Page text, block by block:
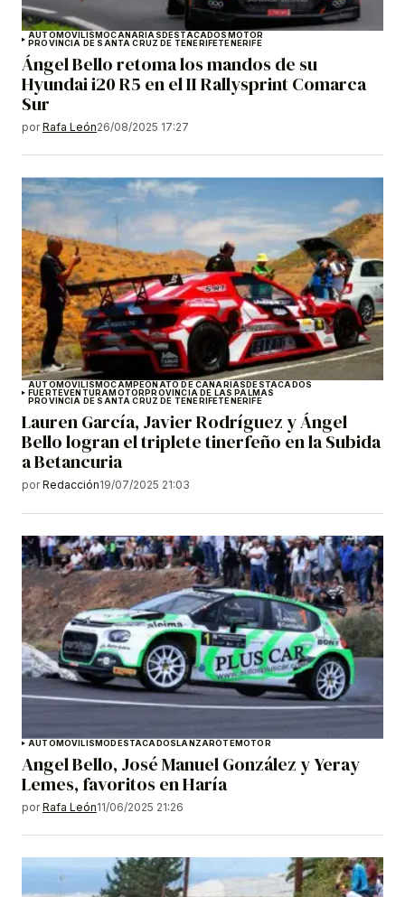
AUTOMOVILISMOCANARIASDESTACADOSMOTOR
PROVINCIA DE SANTA CRUZ DE TENERIFETENERIFE
Ángel Bello retoma los mandos de su
Hyundai i20 R5 en el II Rallysprint Comarca
Sur
por Rafa León26/08/2025 17:27
AUTOMOVILISMOCAMPEONATO DE CANARIAS DESTACADOS
FUERTEVENTURAMOTOR PROVINCIA DE LAS PALMAS
PROVINCIA DE SANTA CRUZ DE TENERIFETENERIFE
Lauren García, Javier Rodríguez y Ángel
Bello logran el triplete tinerfeño en la Subida
a Betancuria
por Redacción19/07/2025 21:03
AUTOMOVILISMODESTACADOSLANZAROTEMOTOR
Angel Bello, José Manuel González y Yeray
Lemes, favoritos en Haría
por Rafa León11/06/2025 21:26